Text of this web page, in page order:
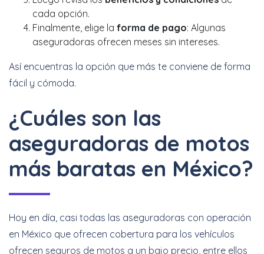
cada opción.
Finalmente, elige la forma de pago: Algunas
aseguradoras ofrecen meses sin intereses.
Así encuentras la opción que más te conviene de forma
fácil y cómoda.
¿Cuáles son las
aseguradoras de motos
más baratas en México?
Hoy en día, casi todas las aseguradoras con operación
en México que ofrecen cobertura para los vehículos
ofrecen seguros de motos a un bajo precio, entre ellos